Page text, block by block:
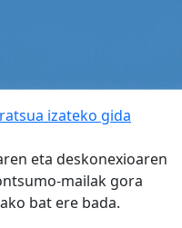
izateko gida
eta deskonexioaren
mailak gora
bat ere bada.